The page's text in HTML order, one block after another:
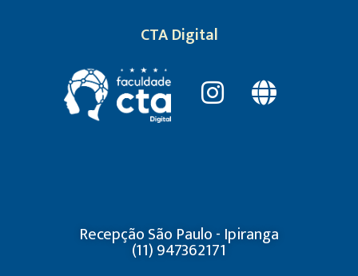
CTA Digital
Recepção São Paulo - Ipiranga
(11) 947362171